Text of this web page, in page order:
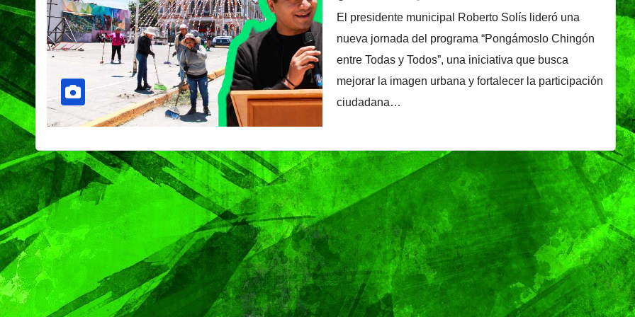
El presidente municipal Roberto Solís lideró una
nueva jornada del programa “Pongámoslo Chingón
entre Todas y Todos”, una iniciativa que busca
mejorar la imagen urbana y fortalecer la participación
ciudadana…
TENDENCIA VIDA │ ESTILO TENDENCIA VIDA │ ESTILO